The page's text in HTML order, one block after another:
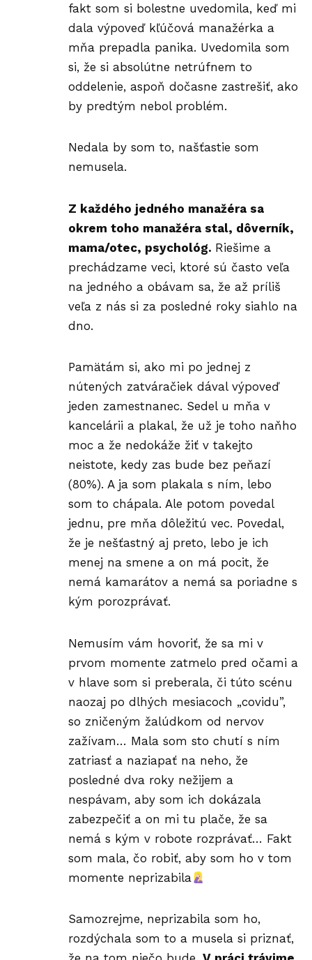
fakt som si bolestne uvedomila, keď mi
dala výpoveď kľúčová manažérka a
mňa prepadla panika. Uvedomila som
si, že si absolútne netrúfnem to
oddelenie, aspoň dočasne zastrešiť, ako
by predtým nebol problém.
Nedala by som to, našťastie som
nemusela.
Z každého jedného manažéra sa
okrem toho manažéra stal, dôverník,
mama/otec, psychológ. Riešime a
prechádzame veci, ktoré sú často veľa
na jedného a obávam sa, že až príliš
veľa z nás si za posledné roky siahlo na
dno.
Pamätám si, ako mi po jednej z
nútených zatváračiek dával výpoveď
jeden zamestnanec. Sedel u mňa v
kancelárii a plakal, že už je toho naňho
moc a že nedokáže žiť v takejto
neistote, kedy zas bude bez peňazí
(80%). A ja som plakala s ním, lebo
som to chápala. Ale potom povedal
jednu, pre mňa dôležitú vec. Povedal,
že je nešťastný aj preto, lebo je ich
menej na smene a on má pocit, že
nemá kamarátov a nemá sa poriadne s
kým porozprávať.
Nemusím vám hovoriť, že sa mi v
prvom momente zatmelo pred očami a
v hlave som si preberala, či túto scénu
naozaj po dlhých mesiacoch „covidu”,
so zničeným žalúdkom od nervov
zažívam… Mala som sto chutí s ním
zatriasť a naziapať na neho, že
posledné dva roky nežijem a
nespávam, aby som ich dokázala
zabezpečiť a on mi tu plače, že sa
nemá s kým v robote rozprávať… Fakt
som mala, čo robiť, aby som ho v tom
momente neprizabila
Samozrejme, neprizabila som ho,
rozdýchala som to a musela si priznať,